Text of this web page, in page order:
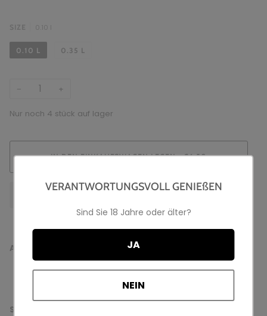
SIZE
0.10 L 0.35 L
− +
Nur noch 4 stück auf lager
IN DEN EINKAUFSWAGEN LEGEN • €6,50
AUSZEICHNUNG:
SENSORIK:
VERANTWORTUNGSVOLL GENIEßEN
Sind Sie 18 Jahre oder älter?
JA
NEIN